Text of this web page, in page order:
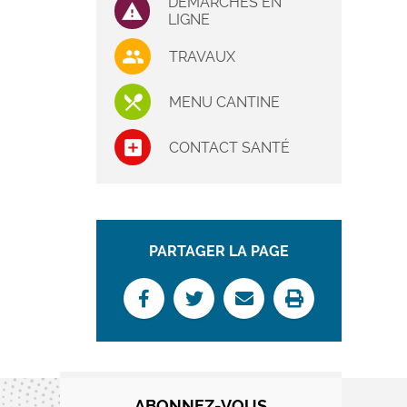
LIGNE
TRAVAUX
MENU CANTINE
CONTACT SANTÉ
PARTAGER LA PAGE